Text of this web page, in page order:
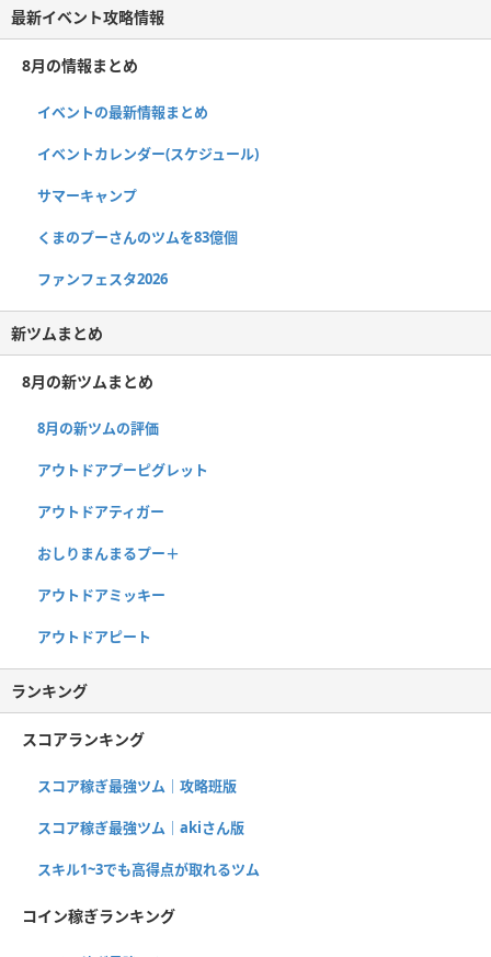
最新イベント攻略情報
8月の情報まとめ
イベントの最新情報まとめ
イベントカレンダー(スケジュール)
サマーキャンプ
くまのプーさんのツムを83億個
ファンフェスタ2026
新ツムまとめ
8月の新ツムまとめ
8月の新ツムの評価
アウトドアプーピグレット
アウトドアティガー
おしりまんまるプー＋
アウトドアミッキー
アウトドアピート
ランキング
スコアランキング
スコア稼ぎ最強ツム｜攻略班版
スコア稼ぎ最強ツム｜akiさん版
スキル1~3でも高得点が取れるツム
コイン稼ぎランキング